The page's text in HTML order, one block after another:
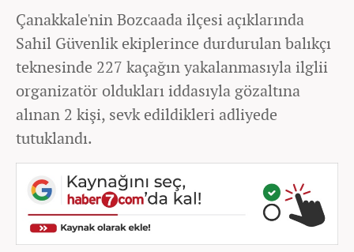
Çanakkale'nin Bozcaada ilçesi açıklarında
Sahil Güvenlik ekiplerince durdurulan balıkçı
teknesinde 227 kaçağın yakalanmasıyla ilglii
organizatör oldukları iddasıyla gözaltına
alınan 2 kişi, sevk edildikleri adliyede
tutuklandı.